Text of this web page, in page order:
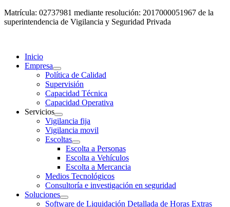
Matrícula: 02737981 mediante resolución: 2017000051967 de la
superintendencia de Vigilancia y Seguridad Privada
Inicio
Empresa
Política de Calidad
Supervisión
Capacidad Técnica
Capacidad Operativa
Servicios
Vigilancia fija
Vigilancia movil
Escoltas
Escolta a Personas
Escolta a Vehículos
Escolta a Mercancia
Medios Tecnológicos
Consultoría e investigación en seguridad
Soluciones
Software de Liquidación Detallada de Horas Extras